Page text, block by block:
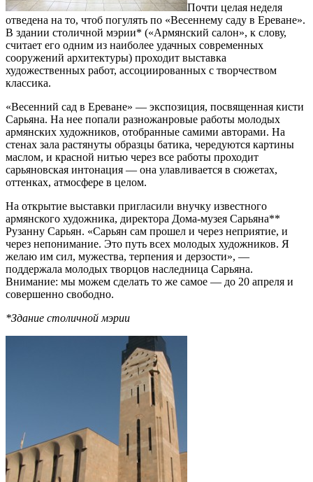
Почти целая неделя
отведена на то, чтоб погулять по «Весеннему саду в Ереване».
В здании столичной мэрии* («Армянский салон», к слову,
считает его одним из наиболее удачных современных
сооружений архитектуры) проходит выставка
художественных работ, ассоциированных с творчеством
классика.
«Весенний сад в Ереване» — экспозиция, посвященная кисти
Сарьяна. На нее попали разножанровые работы молодых
армянских художников, отобранные самими авторами. На
стенах зала растянуты образцы батика, чередуются картины
маслом, и красной нитью через все работы проходит
сарьяновская интонация — она улавливается в сюжетах,
оттенках, атмосфере в целом.
На открытие выставки пригласили внучку известного
армянского художника, директора Дома-музея Сарьяна**
Рузанну Сарьян. «Сарьян сам прошел и через неприятие, и
через непонимание. Это путь всех молодых художников. Я
желаю им сил, мужества, терпения и дерзости», —
поддержала молодых творцов наследница Сарьяна.
Внимание: мы можем сделать то же самое — до 20 апреля и
совершенно свободно.
*Здание столичной мэрии